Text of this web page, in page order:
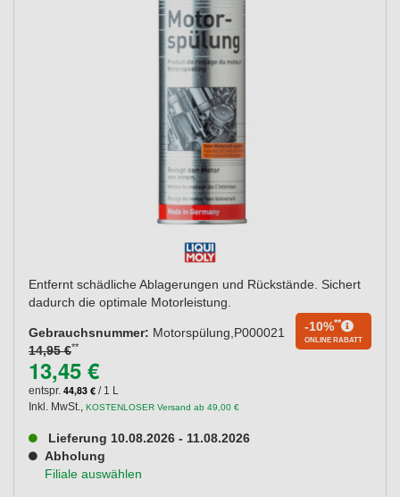
Entfernt schädliche Ablagerungen und Rückstände. Sichert
dadurch die optimale Motorleistung.
Gebrauchsnummer: Motorspülung,P000021
14,95 €**
-10%**
ONLINE RABATT
13,45 €
entspr. 44,83 € / 1 L
Inkl. MwSt., KOSTENLOSER Versand ab 49,00 €
Lieferung 10.08.2026 - 11.08.2026
Abholung
Filiale auswählen